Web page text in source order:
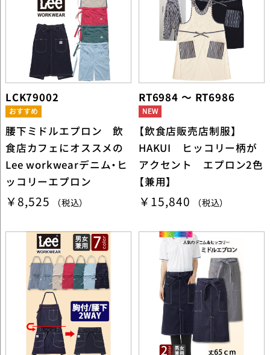
LCK79002
腰下ミドルエプロン 飲
食店カフェにオススメの
Lee workwearデニム・ヒ
ッコリーエプロン
￥8,525 （税込）
RT6984 ～ RT6986
【飲食店販売店制服】
HAKUI ヒッコリー柄が
アクセント エプロン2色
【兼用】
￥15,840 （税込）